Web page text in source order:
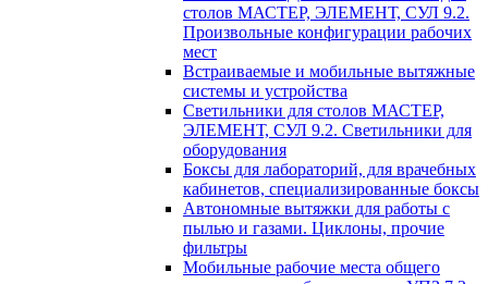
столов МАСТЕР, ЭЛЕМЕНТ, СУЛ 9.2.
Произвольные конфигурации рабочих
мест
Встраиваемые и мобильные вытяжные
системы и устройства
Светильники для столов МАСТЕР,
ЭЛЕМЕНТ, СУЛ 9.2. Светильники для
оборудования
Боксы для лабораторий, для врачебных
кабинетов, специализированные боксы
Автономные вытяжки для работы с
пылью и газами. Циклоны, прочие
фильтры
Мобильные рабочие места общего